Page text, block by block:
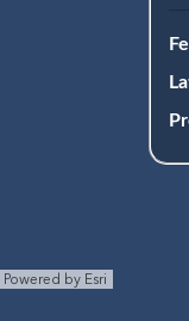
Powered by Esri